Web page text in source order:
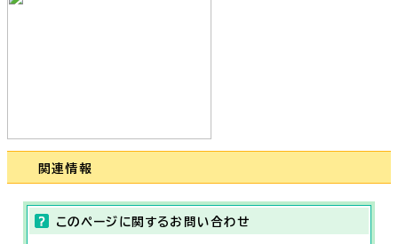
関連情報
このページに関する お問い合わせ